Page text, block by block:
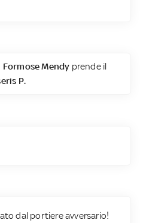
Formose Mendy prende il
P.
dal portiere avversario!